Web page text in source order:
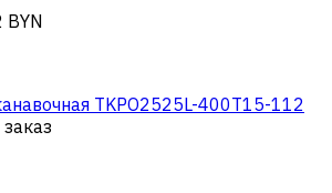
BYN
TKPO2525L-400T15-112